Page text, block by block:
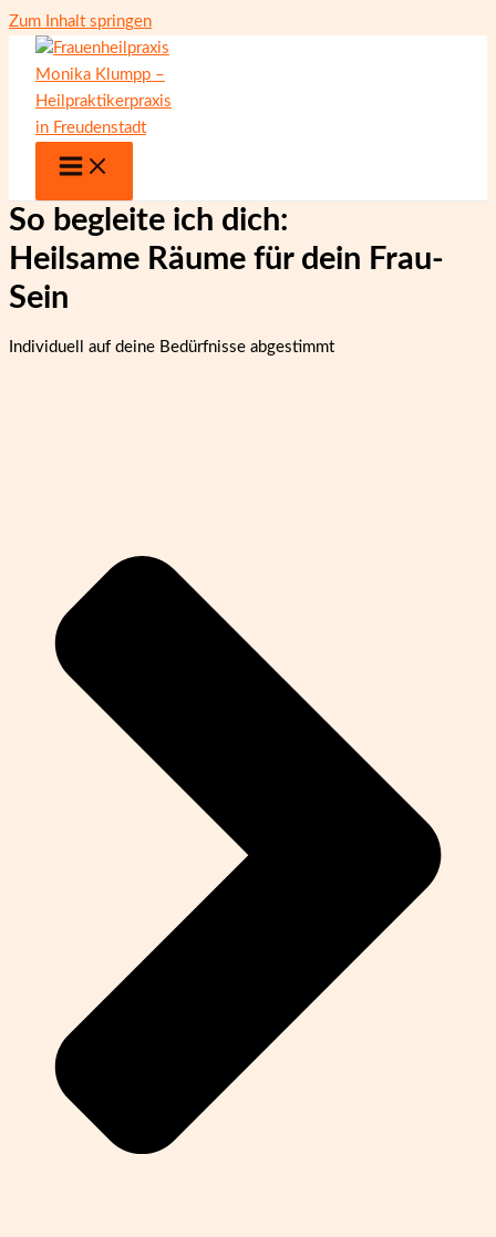
Zum Inhalt springen
So begleite ich dich:
Heilsame Räume für dein Frau-
Sein
Individuell auf deine Bedürfnisse abgestimmt